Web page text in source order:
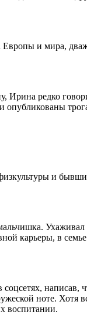
и мира,
редко
и
Ухаживал
карьеры, в
написав,
ноте.
воспитании.